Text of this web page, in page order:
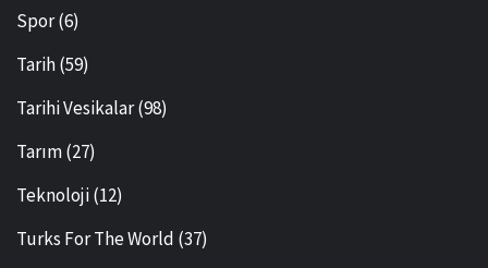
Spor(6)
Tarih(59)
Tarihi Vesikalar(98)
Tarım(27)
Teknoloji(12)
Turks For The World (37)